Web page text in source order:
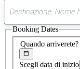
Quando arriverete?
Scegli data di inizio
Booking Dates